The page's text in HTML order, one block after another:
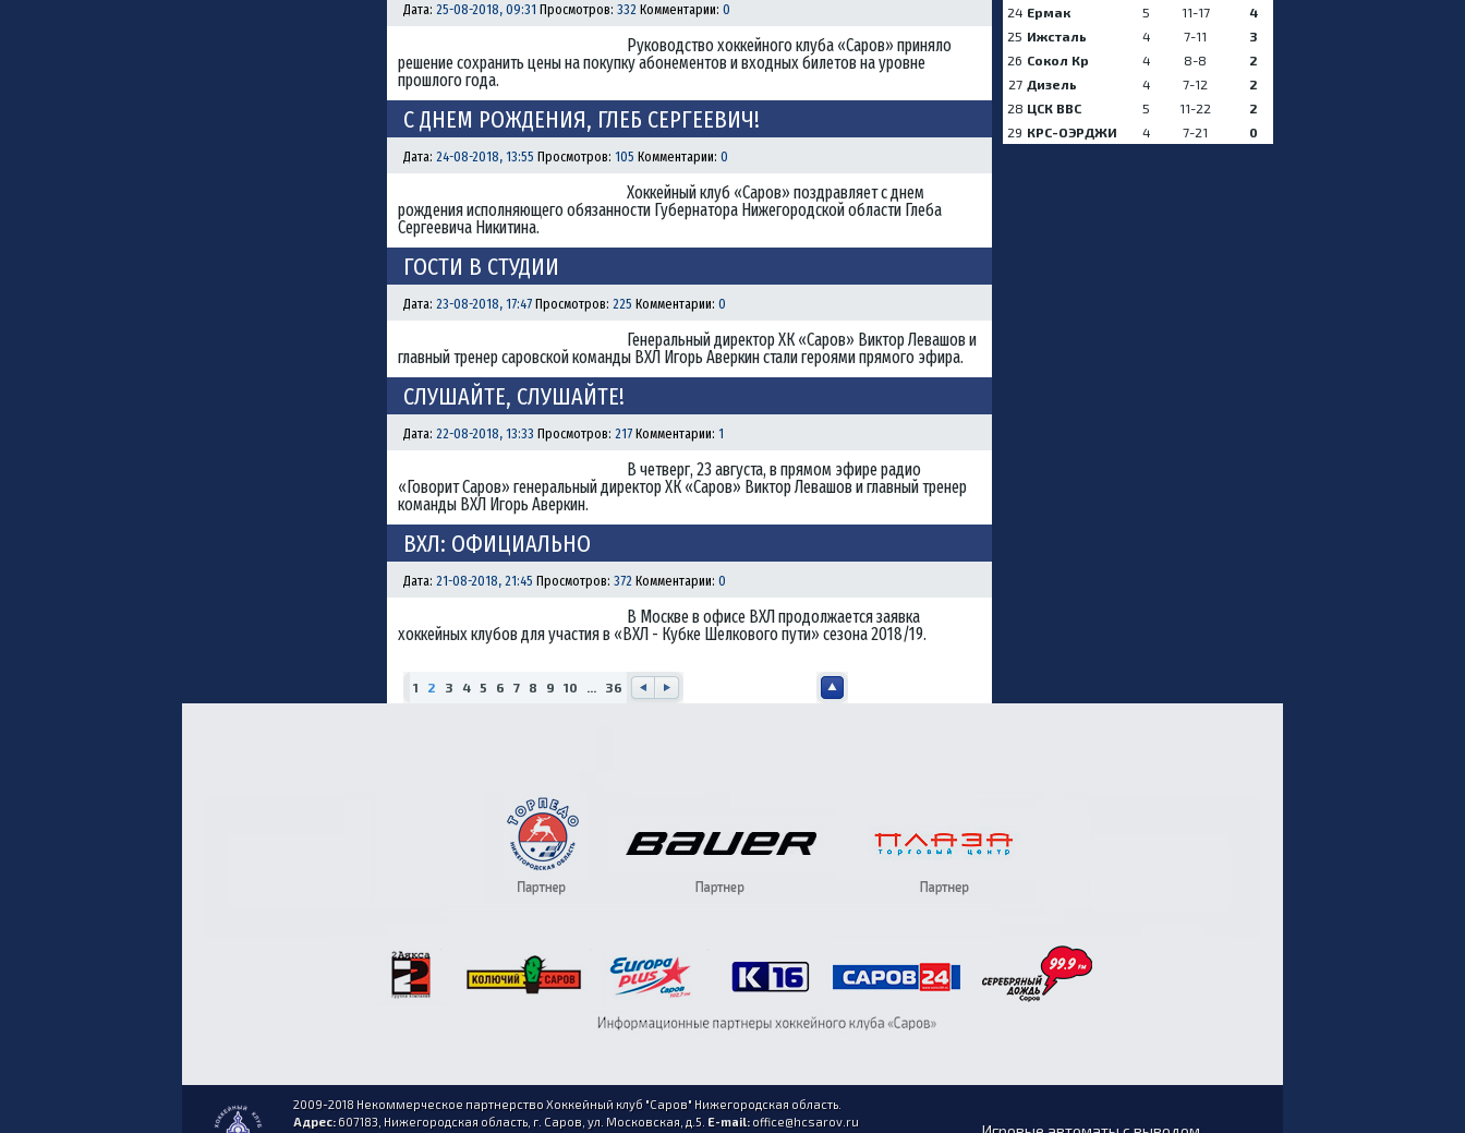
Дата: 25-08-2018, 09:31 Просмотров: 332 Комментарии: 0
Руководство хоккейного клуба «Саров» приняло
решение сохранить цены на покупку абонементов и входных билетов на уровне
прошлого года.
С ДНЕМ РОЖДЕНИЯ, ГЛЕБ СЕРГЕЕВИЧ!
Дата: 24-08-2018, 13:55 Просмотров: 105 Комментарии: 0
Хоккейный клуб «Саров» поздравляет с днем
рождения исполняющего обязанности Губернатора Нижегородской области Глеба
Сергеевича Никитина.
ГОСТИ В СТУДИИ
Дата: 23-08-2018, 17:47 Просмотров: 225 Комментарии: 0
Генеральный директор ХК «Саров» Виктор Левашов и
главный тренер саровской команды ВХЛ Игорь Аверкин стали героями прямого эфира.
СЛУШАЙТЕ, СЛУШАЙТЕ!
Дата: 22-08-2018, 13:33 Просмотров: 217 Комментарии: 1
В четверг, 23 августа, в прямом эфире радио
«Говорит Саров» генеральный директор ХК «Саров» Виктор Левашов и главный тренер
команды ВХЛ Игорь Аверкин.
ВХЛ: ОФИЦИАЛЬНО
Дата: 21-08-2018, 21:45 Просмотров: 372 Комментарии: 0
В Москве в офисе ВХЛ продолжается заявка
хоккейных клубов для участия в «ВХЛ - Кубке Шелкового пути» сезона 2018/19.
1 2 3 4 5 6 7 8 9 10 ...
36
24 Ермак 5 11-17
4
25 Ижсталь 4 7-11
3
26 Сокол Кр 4 8-8
2
27 Дизель 4 7-12
2
28 ЦСК ВВС 5 11-22
2
29 КРС-ОЭРДЖИ 4 7-21 0
2009-2018 Некоммерческое партнерство Хоккейный клуб "Саров" Нижегородская область.
Адрес:607183, Нижегородская область, г. Саров, ул. Московская, д.5. E-mail:office@hcsarov.ru